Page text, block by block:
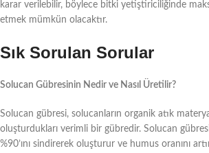
karar verilebilir, böylece bitki yetiştiriciliğinde
etmek mümkün olacaktır.
Sık Sorulan Sorular
Solucan Gübresinin Nedir ve Nasıl Üretilir?
Solucan gübresi, solucanların organik atık
oluşturdukları verimli bir gübredir. Solucan
%90’ını sindirerek oluşturur ve humus oranını